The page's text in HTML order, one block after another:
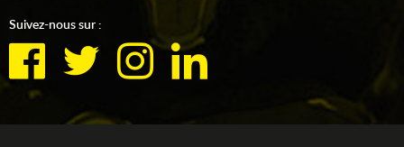
Suivez-nous sur :